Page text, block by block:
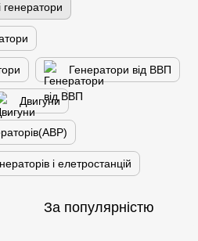
генератори
Генератори від ВВП
Двигуни
і елетростанцій
За популярністю